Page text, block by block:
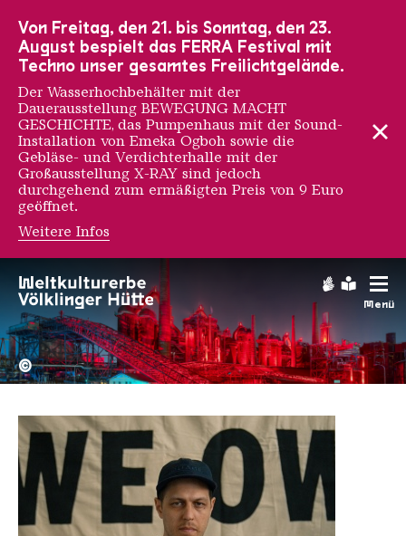
Menü
Addam Yekutieli
Hochofengruppe in Rot
Copyright:
©
Von Freitag, den 21. bis Sonntag, den 23.
August bespielt das FERRA Festival mit
Techno unser gesamtes Freilichtgelände.
Der Wasserhochbehälter mit der
Dauerausstellung BEWEGUNG MACHT
GESCHICHTE, das Pumpenhaus mit der Sound-
Installation von Emeka Ogboh sowie die
Gebläse- und Verdichterhalle mit der
Großausstellung X-RAY sind jedoch
durchgehend zum ermäßigten Preis von 9 Euro
geöffnet.
Weitere Infos